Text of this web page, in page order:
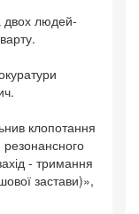
двох людей-
клопотання
- тримання
застави)»,